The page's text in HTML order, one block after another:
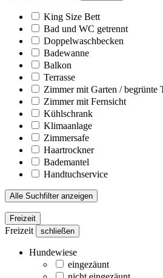
King Size Bett
Bad und WC getrennt
Doppelwaschbecken
Badewanne
Balkon
Terrasse
Zimmer mit Garten / begrünte
Zimmer mit Fernsicht
Kühlschrank
Klimaanlage
Zimmersafe
Haartrockner
Bademantel
Handtuchservice
Alle Suchfilter anzeigen
Freizeit
Freizeit schließen
Hundewiese
eingezäunt